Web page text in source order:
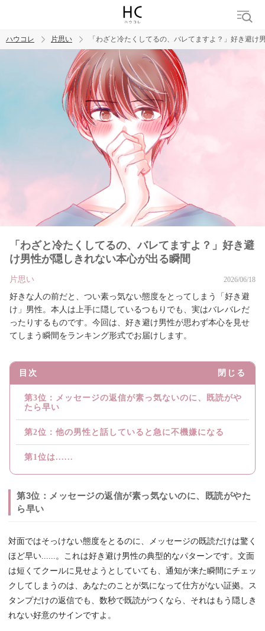
トレンド ワード
恋がしたい 女磨き
ハウコレ 片思い 「わざと冷たくしてるの、バレてますよ？」好き避け
「わざと冷たくしてるの、バレてますよ？」好き避
け男性が隠しきれない本心が出る瞬間
片思い 2026/06/18
好きな人の前だと、つい素っ気ない態度をとってしまう「好き避
け」男性。本人は上手に隠しているつもりでも、実はバレバレだ
ったりするものです。今回は、好き避け男性が思わず本心を見せ
てしまう瞬間をランキング形式でお届けします。
目次 閉じる
第3位：メッセージの返信が素っ気ないのに、既読がや
たら早い
第2位：他の男性と話していると急に不機嫌になる
第1位は......
第3位：メッセージの返信が素っ気ないのに、既読がやた
ら早い
対面ではそっけない態度をとるのに、メッセージの既読だけは驚く
ほど早い......。これは好き避け男性の典型的なパターンです。文面
は短くてクールに見せようとしていても、通知が来た瞬間にチェッ
クしてしまうのは、あなたのことが気になって仕方がない証拠。ス
タンプだけの返信でも、数秒で既読がつくなら、それはもう隠しき
れない好意のサインですよ。